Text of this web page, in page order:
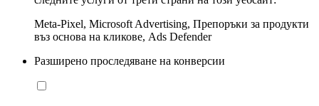
Meta-Pixel, Microsoft Advertising, Препоръки за продукти
въз основа на кликове, Ads Defender
Разширено проследяване на конверсии